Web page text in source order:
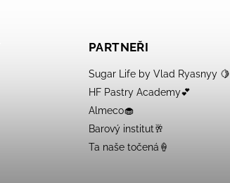
PARTNEŘI
Sugar Life by Vlad Ryasnyy 🍋
HF Pastry Academy💕
Almeco🧁
Barový institut🥂
Ta naše točená🍦